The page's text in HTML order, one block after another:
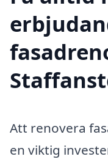
Att renovera
en viktig